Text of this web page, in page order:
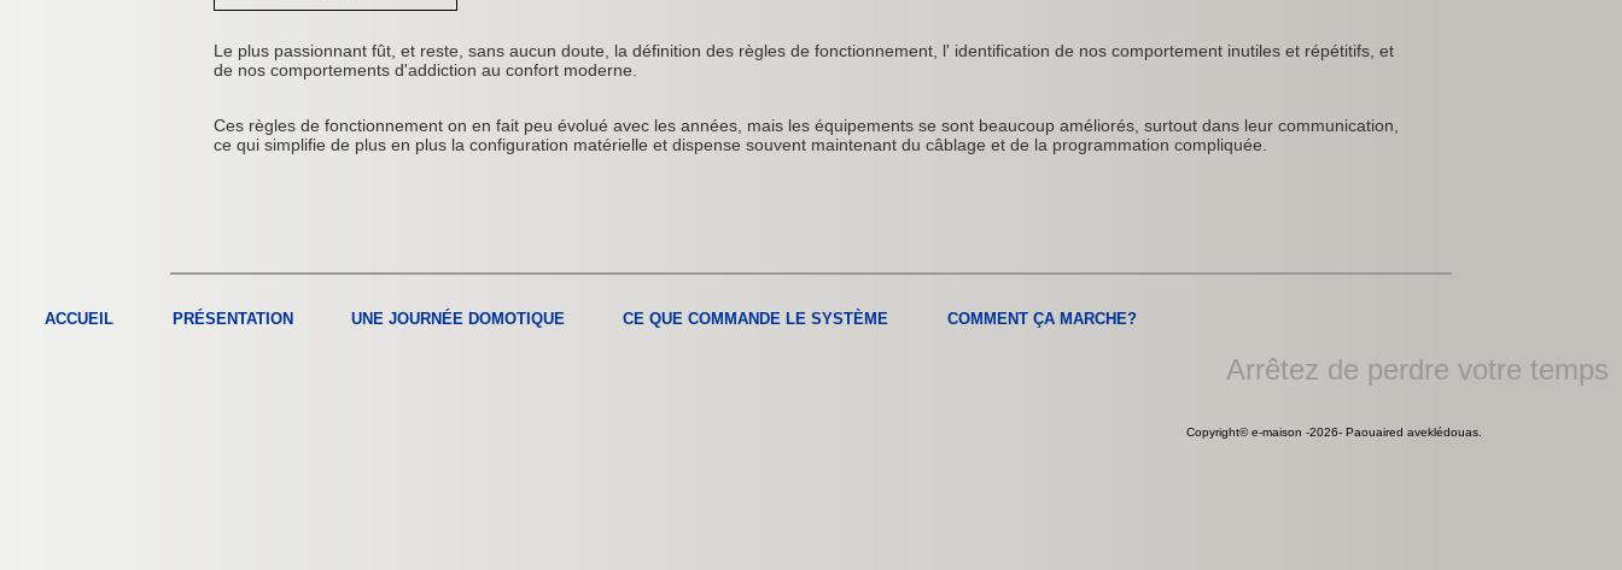
Le plus passionnant fût, et reste, sans aucun doute, la définition des règles de fonctionnement, l' identification de nos comportement inutiles et répétitifs, et
de nos comportements d'addiction au confort moderne.
Ces règles de fonctionnement on en fait peu évolué avec les années, mais les équipements se sont beaucoup améliorés, surtout dans leur communication,
ce qui simplifie de plus en plus la configuration matérielle et dispense souvent maintenant du câblage et de la programmation compliquée.
ACCUEIL PRÉSENTATION UNE JOURNÉE DOMOTIQUE CE QUE COMMANDE LE SYSTÈME COMMENT ÇA MARCHE?
Arrêtez de perdre votre temps
Copyright© e-maison -2026- Paouaired aveklédouas.